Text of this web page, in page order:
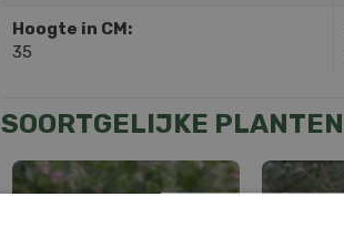
Hoogte in CM:
35
SOORTGELIJKE PLANTEN